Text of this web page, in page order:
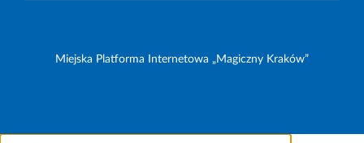
Miejska Platforma Internetowa „Magiczny Kraków”